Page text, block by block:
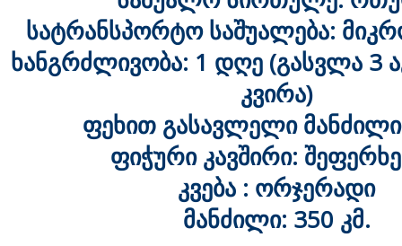
სატრანსპორტო საშუალება:
ხანგრძლივობა: 1 დღე (გასვლა 3
კვირა)
ფეხით გასავლელი
ფიჭური კავშირი:
კვება : ორჯერადი
მანძილი: 350 კმ.